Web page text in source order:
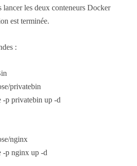
les deux conteneurs Docker
est terminée.
:
privatebin
-p privatebin up -d
nginx
-p nginx up -d